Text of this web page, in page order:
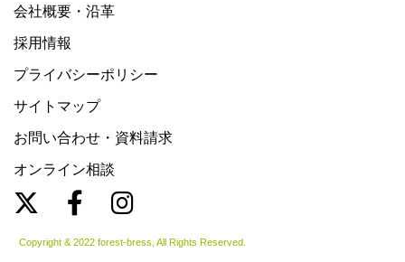
会社概要・沿革
採用情報
プライバシーポリシー
サイトマップ
お問い合わせ・資料請求
オンライン相談
Copyright & 2022 forest-bress, All Rights Reserved.